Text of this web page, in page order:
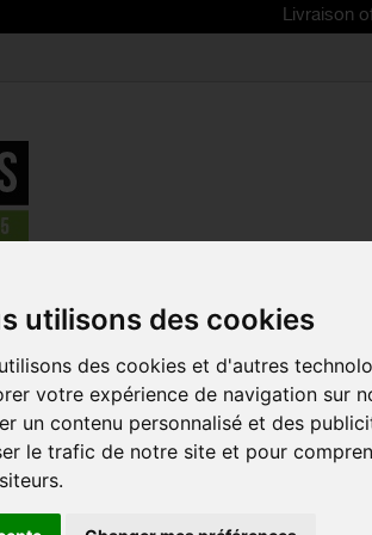
utilisons des cookies
des cookies et d'autres
votre expérience de navigation sur
un contenu personnalisé et des
le trafic de notre site et pour
Livraison offerte dès
gaines, patins de freins,plaquettes